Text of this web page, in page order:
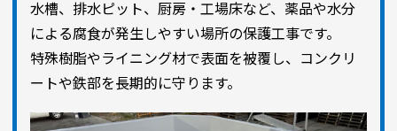
水槽、排水ピット、厨房・工場床など、薬品や水分
による腐食が発生しやすい場所の保護工事です。
特殊樹脂やライニング材で表面を被覆し、コンクリ
ートや鉄部を長期的に守ります。